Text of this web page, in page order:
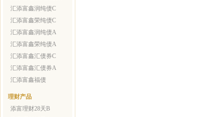
汇添富鑫润纯债C
汇添富鑫荣纯债C
汇添富鑫润纯债A
汇添富鑫荣纯债A
汇添富鑫汇债券C
汇添富鑫汇债券A
汇添富鑫福债
理财产品
添富理财28天B